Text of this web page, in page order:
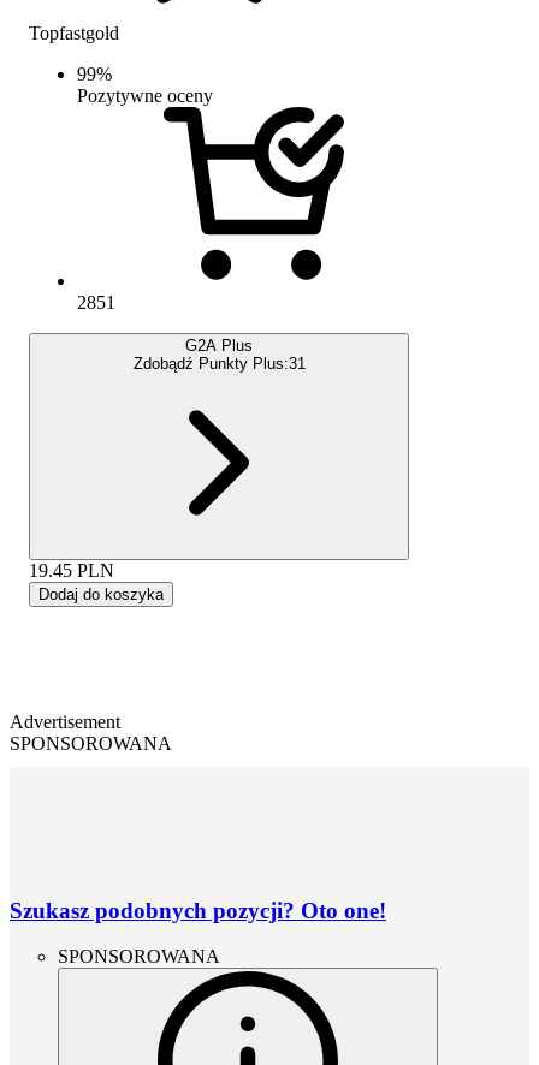
Topfastgold
99%
Pozytywne oceny
2851
G2A Plus
Zdobądź Punkty Plus:31
19.45 PLN
Dodaj do koszyka
Advertisement
SPONSOROWANA
Szukasz podobnych pozycji? Oto one!
SPONSOROWANA